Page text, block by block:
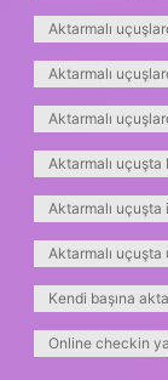
Aktarmalı
Aktarmalı
Aktarmalı
Aktarmalı uçuşta
Aktarmalı
Aktarmalı
Kendi başına
Online checkin